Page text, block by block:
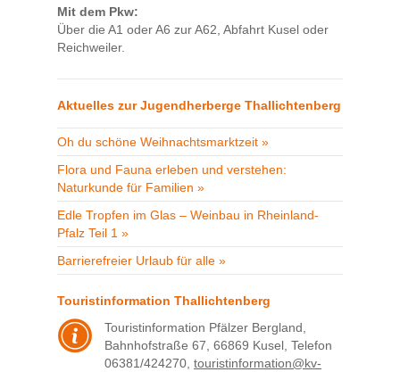
Mit dem Pkw:
Über die A1 oder A6 zur A62, Abfahrt Kusel oder
Reichweiler.
Aktuelles zur Jugendherberge Thallichtenberg
Oh du schöne Weihnachtsmarktzeit »
Flora und Fauna erleben und verstehen:
Naturkunde für Familien »
Edle Tropfen im Glas – Weinbau in Rheinland-
Pfalz Teil 1 »
Barrierefreier Urlaub für alle »
Touristinformation Thallichtenberg
Touristinformation Pfälzer Bergland,
Bahnhofstraße 67, 66869 Kusel, Telefon
06381/424270, touristinformation@kv-